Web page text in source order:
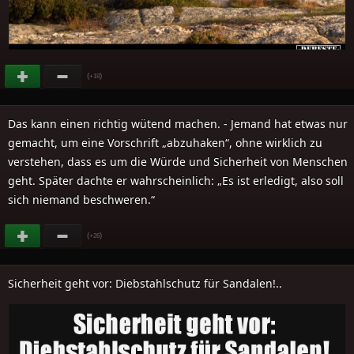
(+18)
Das kann einen richtig wütend machen. - Jemand hat etwas nur
gemacht, um eine Vorschrift „abzuhaken“, ohne wirklich zu
verstehen, dass es um die Würde und Sicherheit von Menschen
geht. Später dachte er wahrscheinlich: „Es ist erledigt, also soll
sich niemand beschweren.“
(+26)
Sicherheit geht vor: Diebstahlschutz für Sandalen!..